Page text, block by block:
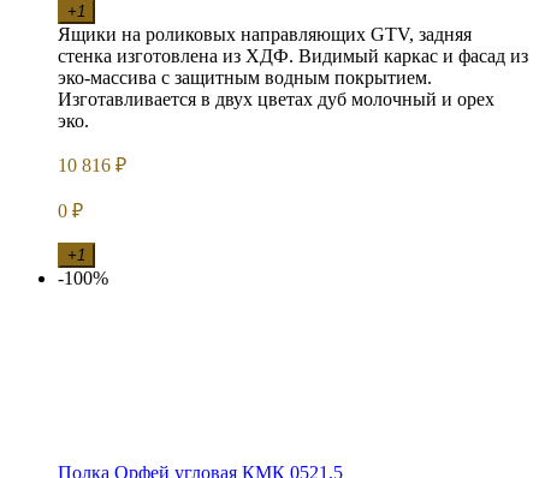
+1
Ящики на роликовых направляющих GTV, задняя
стенка изготовлена из ХДФ. Видимый каркас и фасад из
эко-массива с защитным водным покрытием.
Изготавливается в двух цветах дуб молочный и орех
эко.
10 816 ₽
0 ₽
+1
-100%
Полка Орфей угловая КМК 0521.5